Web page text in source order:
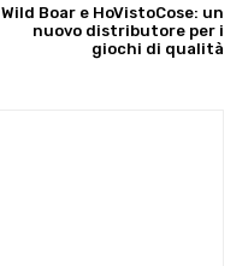
Wild Boar e HoVistoCose: un
nuovo distributore per i
giochi di qualità